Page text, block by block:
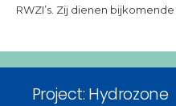
RWZI’s. Zij dienen
Project: Hydrozone